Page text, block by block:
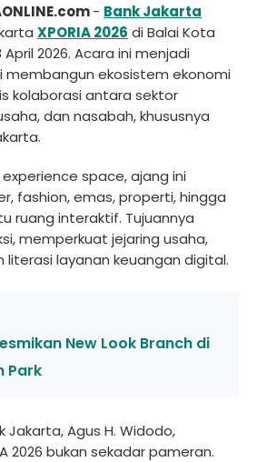
- Bank Jakarta
XPORIA 2026 di Balai Kota
2026. Acara ini menjadi
ekosistem ekonomi
kolaborasi antara sektor
dan nasabah, khususnya
space, ajang ini
fashion, emas, properti, hingga
ruang interaktif. Tujuannya
memperkuat jejaring usaha,
layanan keuangan digital.
New Look Branch di
Park
Jakarta, Agus H. Widodo,
2026 bukan sekadar pameran.